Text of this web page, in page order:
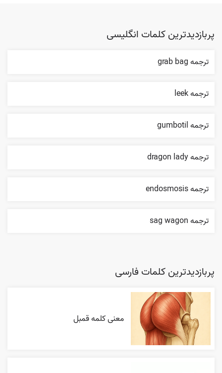
پربازدیدترین کلمات انگلیسی
ترجمه grab bag
ترجمه leek
ترجمه gumbotil
ترجمه dragon lady
ترجمه endosmosis
ترجمه sag wagon
پربازدیدترین کلمات فارسی
معنی کلمه قمبل